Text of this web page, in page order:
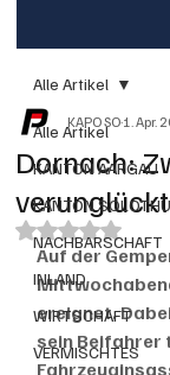
Alle Artikel
KANTON AARGAU
KANTON
NACHBARSCHAFT
INLAND
WIRTSCHAFT
VERMISCHTES
Alle Artikel
Dornach:
KAPO SO1. Apr.
Mit NaN von
Auf der
ereignet.
sein